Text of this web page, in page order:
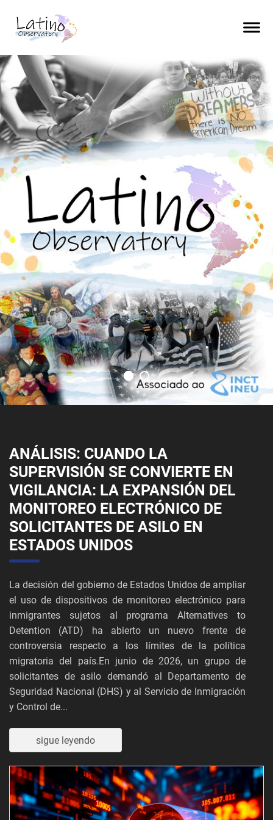
ANÁLISIS: CUANDO LA
SUPERVISIÓN SE CONVIERTE EN
VIGILANCIA: LA EXPANSIÓN DEL
MONITOREO ELECTRÓNICO DE
SOLICITANTES DE ASILO EN
ESTADOS UNIDOS
La decisión del gobierno de Estados Unidos de ampliar
el uso de dispositivos de monitoreo electrónico para
inmigrantes sujetos al programa Alternatives to
Detention (ATD) ha abierto un nuevo frente de
controversia respecto a los límites de la política
migratoria del país.En junio de 2026, un grupo de
solicitantes de asilo demandó al Departamento de
Seguridad Nacional (DHS) y al Servicio de Inmigración
y Control de...
sigue leyendo